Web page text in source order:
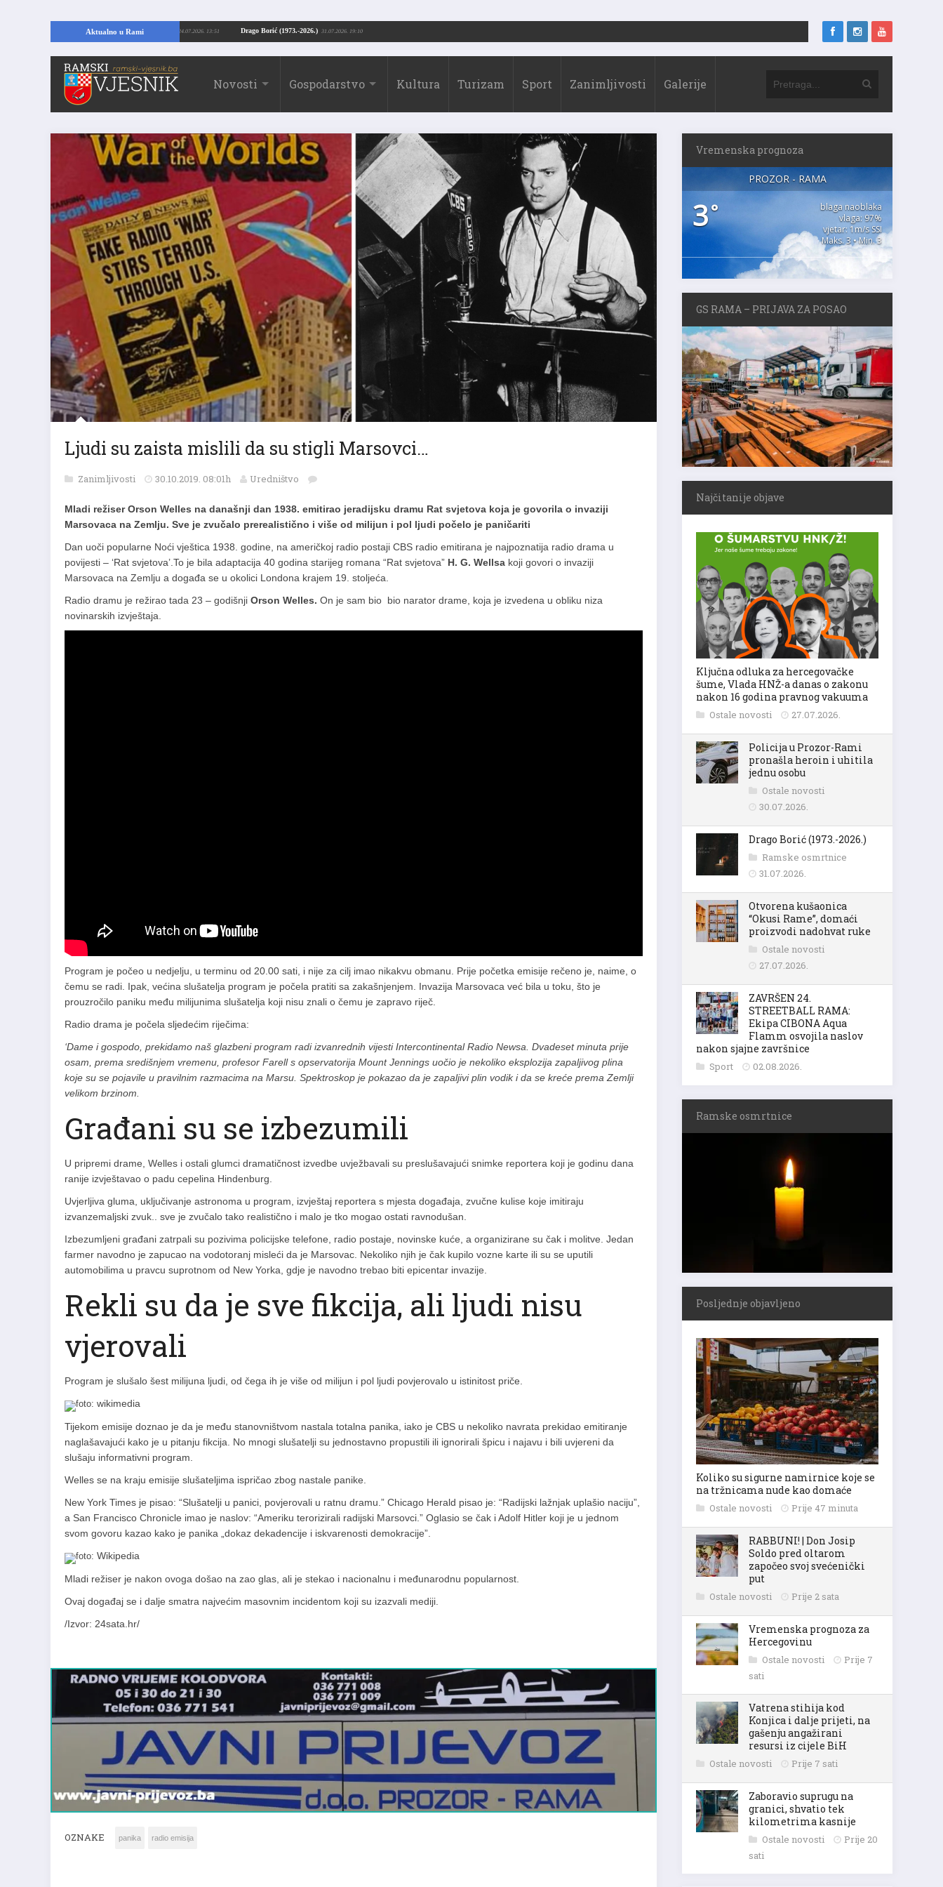
Aktualno u Rami Drago Borić (1973.-2026.) 31.07.2026. 19:10
RAMI: Kopajući temelje kuće, pronašao vrijedne arheološke ostatke 24.07.2026. 13:51
Novosti Gospodarstvo Kultura Turizam Sport Zanimljivosti Galerije
Ljudi su zaista mislili da su stigli Marsovci…
Zanimljivosti 30.10.2019. 08:01h Uredništvo
Mladi režiser Orson Welles na današnji dan 1938. emitirao jeradijsku dramu Rat svjetova koja je govorila o invaziji
Marsovaca na Zemlju. Sve je zvučalo prerealistično i više od milijun i pol ljudi počelo je paničariti
Dan uoči popularne Noći vještica 1938. godine, na američkoj radio postaji CBS radio emitirana je najpoznatija radio drama u
povijesti – ‘Rat svjetova’.To je bila adaptacija 40 godina starijeg romana “Rat svjetova” H. G. Wellsa koji govori o invaziji
Marsovaca na Zemlju a događa se u okolici Londona krajem 19. stoljeća.
Radio dramu je režirao tada 23 – godišnji Orson Welles. On je sam bio bio narator drame, koja je izvedena u obliku niza
novinarskih izvještaja.
Program je počeo u nedjelju, u terminu od 20.00 sati, i nije za cilj imao nikakvu obmanu. Prije početka emisije rečeno je, naime, o
čemu se radi. Ipak, većina slušatelja program je počela pratiti sa zakašnjenjem. Invazija Marsovaca već bila u toku, što je
prouzročilo paniku među milijunima slušatelja koji nisu znali o čemu je zapravo riječ.
Radio drama je počela sljedećim riječima:
‘Dame i gospodo, prekidamo naš glazbeni program radi izvanrednih vijesti Intercontinental Radio Newsa. Dvadeset minuta prije
osam, prema središnjem vremenu, profesor Farell s opservatorija Mount Jennings uočio je nekoliko eksplozija zapaljivog plina
koje su se pojavile u pravilnim razmacima na Marsu. Spektroskop je pokazao da je zapaljivi plin vodik i da se kreće prema Zemlji
velikom brzinom.
Građani su se izbezumili
U pripremi drame, Welles i ostali glumci dramatičnost izvedbe uvježbavali su preslušavajući snimke reportera koji je godinu dana
ranije izvještavao o padu cepelina Hindenburg.
Uvjerljiva gluma, uključivanje astronoma u program, izvještaj reportera s mjesta događaja, zvučne kulise koje imitiraju
izvanzemaljski zvuk.. sve je zvučalo tako realistično i malo je tko mogao ostati ravnodušan.
Izbezumljeni građani zatrpali su pozivima policijske telefone, radio postaje, novinske kuće, a organizirane su čak i molitve. Jedan
farmer navodno je zapucao na vodotoranj misleći da je Marsovac. Nekoliko njih je čak kupilo vozne karte ili su se uputili
automobilima u pravcu suprotnom od New Yorka, gdje je navodno trebao biti epicentar invazije.
Rekli su da je sve fikcija, ali ljudi nisu
vjerovali
Program je slušalo šest milijuna ljudi, od čega ih je više od milijun i pol ljudi povjerovalo u istinitost priče.
foto: wikimedia
Tijekom emisije doznao je da je među stanovništvom nastala totalna panika, iako je CBS u nekoliko navrata prekidao emitiranje
naglašavajući kako je u pitanju fikcija. No mnogi slušatelji su jednostavno propustili ili ignorirali špicu i najavu i bili uvjereni da
slušaju informativni program.
Welles se na kraju emisije slušateljima ispričao zbog nastale panike.
New York Times je pisao: “Slušatelji u panici, povjerovali u ratnu dramu.” Chicago Herald pisao je: “Radijski lažnjak uplašio naciju”,
a San Francisco Chronicle imao je naslov: “Ameriku terorizirali radijski Marsovci.” Oglasio se čak i Adolf Hitler koji je u jednom
svom govoru kazao kako je panika „dokaz dekadencije i iskvarenosti demokracije”.
foto: Wikipedia
Mladi režiser je nakon ovoga došao na zao glas, ali je stekao i nacionalnu i međunarodnu popularnost.
Ovaj događaj se i dalje smatra najvećim masovnim incidentom koji su izazvali mediji.
/Izvor: 24sata.hr/
OZNAKE panika radio emisija
Vremenska prognoza
PROZOR - RAMA
3°
blaga naoblaka
vlaga: 97%
vjetar: 1m/s SSI
Maks. 3 • Min. 3
GS RAMA – PRIJAVA ZA POSAO
Najčitanije objave
Ključna odluka za hercegovačke
šume, Vlada HNŽ-a danas o zakonu
nakon 16 godina pravnog vakuuma
Ostale novosti 27.07.2026.
Policija u Prozor-Rami
pronašla heroin i uhitila
jednu osobu
Ostale novosti
30.07.2026.
Drago Borić (1973.-2026.)
Ramske osmrtnice
31.07.2026.
Otvorena kušaonica
“Okusi Rame”, domaći
proizvodi nadohvat ruke
Ostale novosti
27.07.2026.
ZAVRŠEN 24.
STREETBALL RAMA:
Ekipa CIBONA Aqua
Flamm osvojila naslov
nakon sjajne završnice
Sport 02.08.2026.
Ramske osmrtnice
Posljednje objavljeno
Koliko su sigurne namirnice koje se
na tržnicama nude kao domaće
Ostale novosti Prije 47 minuta
RABBUNI! | Don Josip
Soldo pred oltarom
započeo svoj svećenički
put
Ostale novosti Prije 2 sata
Vremenska prognoza za
Hercegovinu
Ostale novosti
Prije 7
sati
Vatrena stihija kod
Konjica i dalje prijeti, na
gašenju angažirani
resursi iz cijele BiH
Ostale novosti Prije 7 sati
Zaboravio suprugu na
granici, shvatio tek
kilometrima kasnije
Ostale novosti
Prije 20
sati